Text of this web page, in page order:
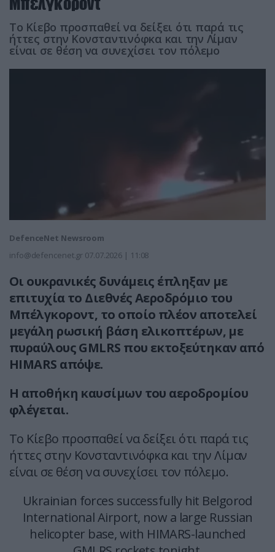
Το Κίεβο προσπαθεί να δείξει ότι παρά τις
ήττες στην Κονσταντινόφκα και την Λίμαν
είναι σε θέση να συνεχίσει τον πόλεμο
DefenceNet Newsroom
info@defencenet.gr 07.07.2026 | 11:08
Οι ουκρανικές δυνάμεις έπληξαν με
επιτυχία το Διεθνές Αεροδρόμιο του
Μπέλγκοροντ, το οποίο πλέον αποτελεί
μεγάλη ρωσική βάση ελικοπτέρων, με
πυραύλους GMLRS που εκτοξεύτηκαν από
HIMARS απόψε.
Η αποθήκη καυσίμων του αεροδρομίου
φλέγεται.
Το Κίεβο προσπαθεί να δείξει ότι παρά τις
ήττες στην Κονσταντινόφκα και την Λίμαν
είναι σε θέση να συνεχίσει τον πόλεμο.
Ukrainian forces successfully hit Belgorod
International Airport, now a large Russian
helicopter base, with HIMARS-launched